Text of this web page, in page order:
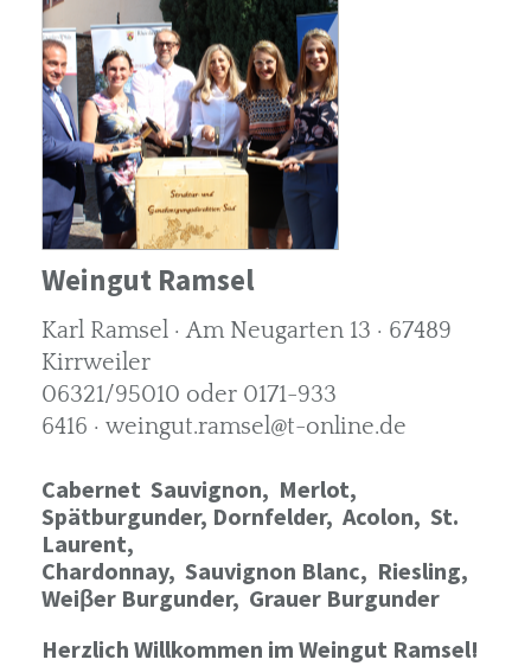
Weingut Ramsel
Karl Ramsel · Am Neugarten 13 · 67489
Kirrweiler
06321/95010 oder 0171-933
6416 · weingut.ramsel@t-online.de
Cabernet Sauvignon, Merlot,
Spätburgunder, Dornfelder, Acolon, St.
Laurent,
Chardonnay, Sauvignon Blanc, Riesling,
Weiβer Burgunder, Grauer Burgunder
Herzlich Willkommen im Weingut Ramsel!